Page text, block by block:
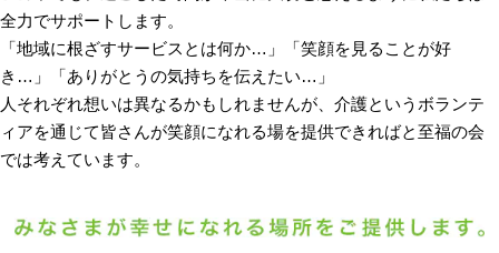
全力でサポートします。
「地域に根ざすサービスとは何か…」「笑顔を見ることが好
き…」「ありがとうの気持ちを伝えたい…」
人それぞれ想いは異なるかもしれませんが、介護というボランテ
ィアを通じて皆さんが笑顔になれる場を提供できればと至福の会
では考えています。